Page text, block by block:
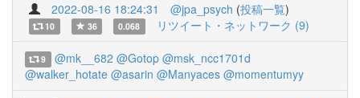
2022-08-16 18:24:31 @jpa_psych (投稿一覧)
10 36 0.068 リツイート・ネットワーク (9)
9 @mk__682 @Gotop @msk_ncc1701d
@walker_hotate @asarin @Manyaces @momentumyy